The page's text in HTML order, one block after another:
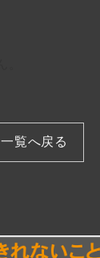
一覧へ戻る